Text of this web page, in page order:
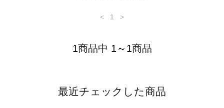
< 1 >
1商品中 1～1商品
最近チェックした商品